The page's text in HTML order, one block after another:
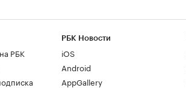
РБК
РБК Новости
iOS
Android
AppGallery